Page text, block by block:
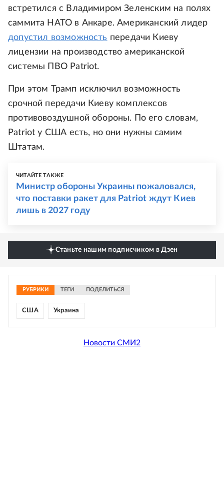
встретился с Владимиром Зеленским на полях
саммита НАТО в Анкаре. Американский лидер
допустил возможность передачи Киеву
лицензии на производство американской
системы ПВО Patriot.
При этом Трамп исключил возможность
срочной передачи Киеву комплексов
противовоздушной обороны. По его словам,
Patriot у США есть, но они нужны самим
Штатам.
ЧИТАЙТЕ ТАКЖЕ
Министр обороны Украины пожаловался,
что поставки ракет для Patriot ждут Киев
лишь в 2027 году
Станьте нашим подписчиком в Дзен
РУБРИКИ ТЕГИ ПОДЕЛИТЬСЯ
США Украина
Новости СМИ2